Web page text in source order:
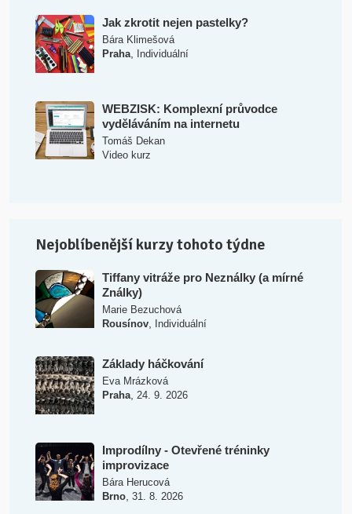
Jak zkrotit nejen pastelky?
Bára Klimešová
Praha, Individuální
WEBZISK: Komplexní průvodce
vyděláváním na internetu
Tomáš Dekan
Video kurz
Nejoblíbenější kurzy tohoto týdne
Tiffany vitráže pro Neználky (a mírné
Ználky)
Marie Bezuchová
Rousínov, Individuální
Základy háčkování
Eva Mrázková
Praha, 24. 9. 2026
Improdílny - Otevřené tréninky
improvizace
Bára Herucová
Brno, 31. 8. 2026